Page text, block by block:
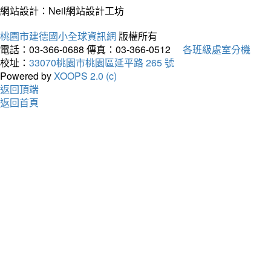
網站設計：Neil網站設計工坊
桃園市建德國小全球資訊網 版權所有
電話：03-366-0688 傳真：03-366-0512
各班級處室分機
校址： 33070桃園市桃園區延平路 265 號
Powered byXOOPS 2.0 (c)
返回頂端
返回首頁